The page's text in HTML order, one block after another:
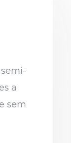
a
sem